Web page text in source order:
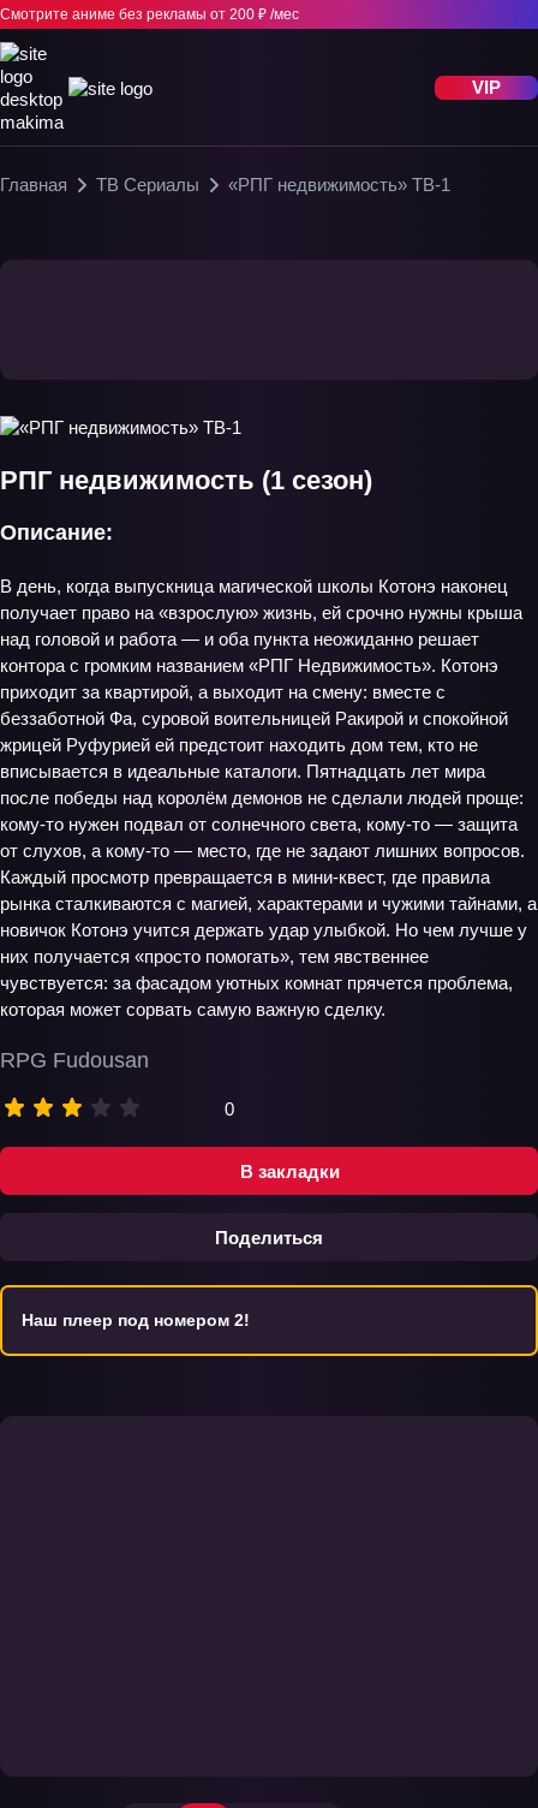
Смотрите аниме без рекламы от 200 ₽ /мес
VIP
Главная ТВ Сериалы «РПГ недвижимость» ТВ-1
В закладки
Поделиться
РПГ недвижимость (1 сезон)
RPG Fudousan
0
Описание:
В день, когда выпускница магической школы Котонэ наконец
получает право на «взрослую» жизнь, ей срочно нужны крыша
над головой и работа — и оба пункта неожиданно решает
контора с громким названием «РПГ Недвижимость». Котонэ
приходит за квартирой, а выходит на смену: вместе с
беззаботной Фа, суровой воительницей Ракирой и спокойной
жрицей Руфурией ей предстоит находить дом тем, кто не
вписывается в идеальные каталоги. Пятнадцать лет мира
после победы над королём демонов не сделали людей проще:
кому-то нужен подвал от солнечного света, кому-то — защита
от слухов, а кому-то — место, где не задают лишних вопросов.
Каждый просмотр превращается в мини‑квест, где правила
рынка сталкиваются с магией, характерами и чужими тайнами, а
новичок Котонэ учится держать удар улыбкой. Но чем лучше у
них получается «просто помогать», тем явственнее
чувствуется: за фасадом уютных комнат прячется проблема,
которая может сорвать самую важную сделку.
Наш плеер под номером 2!